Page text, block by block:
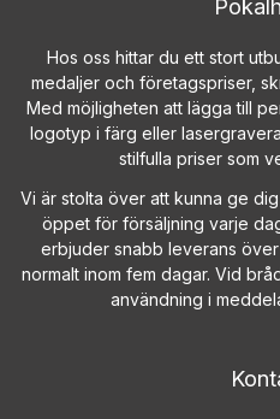
Hos oss hittar du ett stort
medaljer och företagspriser,
Med möjligheten att lägga till
logotyp i färg eller
stilfulla priser som
Vi är stolta över att kunna ge
öppet för försäljning varje
erbjuder snabb leverans
normalt inom fem dagar. Vid
användning i